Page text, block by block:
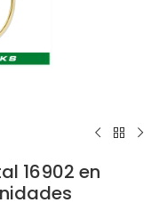
16902 en